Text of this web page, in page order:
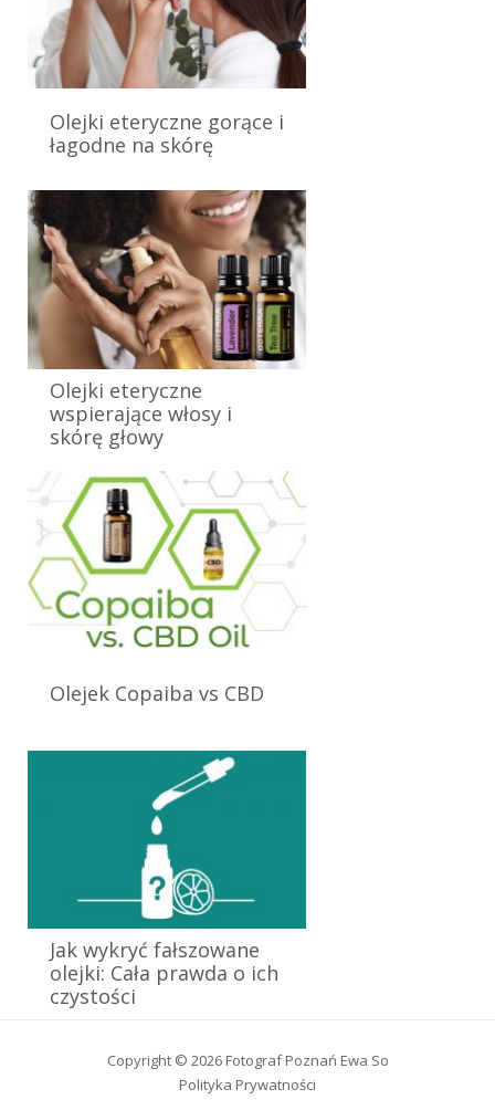
Olejki eteryczne gorące i
łagodne na skórę
8 listopada 2024
Olejki eteryczne
wspierające włosy i
skórę głowy
Olejek Copaiba vs CBD
Jak wykryć fałszowane
olejki: Cała prawda o ich
czystości
Copyright © 2026 Fotograf Poznań Ewa So
Polityka Prywatności